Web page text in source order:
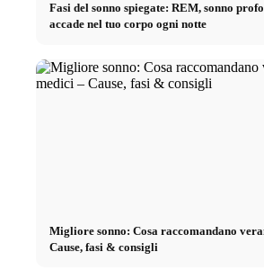
Fasi del sonno spiegate: REM, sonno
accade nel tuo corpo ogni notte
Migliore sonno: Cosa raccomandano
Cause, fasi & consigli